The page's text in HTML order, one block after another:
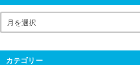
カテゴリー